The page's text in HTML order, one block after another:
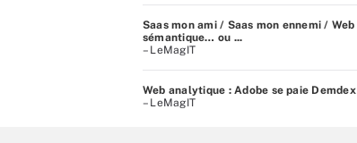
Saas mon ami / Saas mon ennemi / Web
sémantique… ou ...
– LeMagIT
Web analytique : Adobe se paie Demdex
– LeMagIT